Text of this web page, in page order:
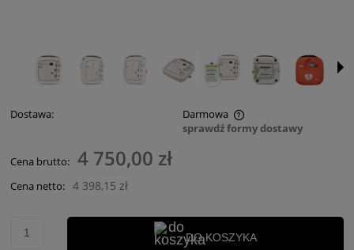
Dostawa:
Darmowa
Cena nie zawiera ewentualnych kosztów płatności
sprawdź formy dostawy
Cena brutto: 4 750,00 zł
Cena netto: 4 398,15 zł
DO KOSZYKA